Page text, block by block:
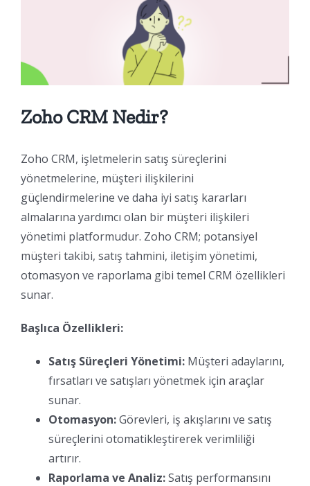
Zoho CRM Nedir?
Zoho CRM, işletmelerin satış süreçlerini
yönetmelerine, müşteri ilişkilerini
güçlendirmelerine ve daha iyi satış kararları
almalarına yardımcı olan bir müşteri ilişkileri
yönetimi platformudur. Zoho CRM; potansiyel
müşteri takibi, satış tahmini, iletişim yönetimi,
otomasyon ve raporlama gibi temel CRM özellikleri
sunar.
Başlıca Özellikleri:
Satış Süreçleri Yönetimi: Müşteri adaylarını,
fırsatları ve satışları yönetmek için araçlar
sunar.
Otomasyon:Görevleri, iş akışlarını ve satış
süreçlerini otomatikleştirerek verimliliği
artırır.
Raporlama ve Analiz:Satış performansını